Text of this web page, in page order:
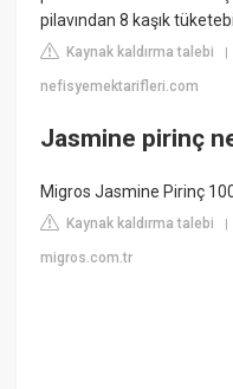
pilavından 8 kaşık
Kaynak kaldırma talebi
nefisyemektarifleri.com
Jasmine pirinç
Migros Jasmine Pirinç
Kaynak kaldırma talebi
migros.com.tr